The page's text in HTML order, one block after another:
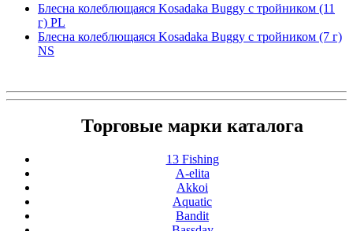
Блесна колеблющаяся Kosadaka Buggy с тройником (11
г) PL
Блесна колеблющаяся Kosadaka Buggy с тройником (7 г)
NS
Торговые марки каталога
13 Fishing
A-elita
Akkoi
Aquatic
Bandit